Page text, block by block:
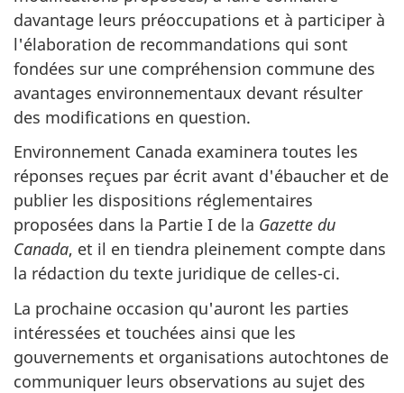
davantage leurs préoccupations et à participer à
l'élaboration de recommandations qui sont
fondées sur une compréhension commune des
avantages environnementaux devant résulter
des modifications en question.
Environnement Canada examinera toutes les
réponses reçues par écrit avant d'ébaucher et de
publier les dispositions réglementaires
proposées dans la Partie I de la Gazette du
Canada, et il en tiendra pleinement compte dans
la rédaction du texte juridique de celles-ci.
La prochaine occasion qu'auront les parties
intéressées et touchées ainsi que les
gouvernements et organisations autochtones de
communiquer leurs observations au sujet des